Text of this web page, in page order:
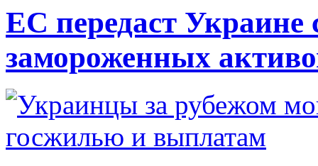
ЕС передаст Украине
замороженных